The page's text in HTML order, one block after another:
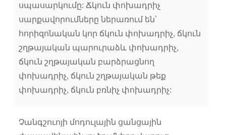
սպասարկումը: Ճկուն փոխադրիչ
սարքավորումները ներառում են՝
հորիզոնական կոր ճկուն փոխադրիչ, ճկուն
շղթայական պարուրաձև փոխադրիչ,
ճկուն շղթայական բարձրացնող
փոխադրիչ, ճկուն շղթայական թեք
փոխադրիչ, ճկուն բռնիչ փոխադրիչ:
Չանգշուոյի մոդուլային ցանցային